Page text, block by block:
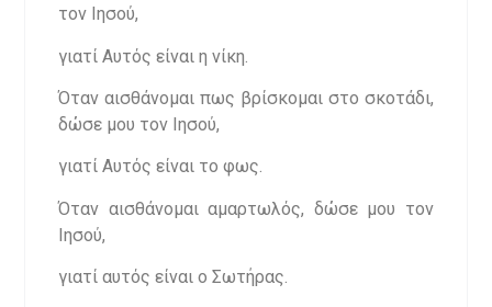
τον Ιησού,
γιατί Αυτός είναι η νίκη.
Όταν αισθάνομαι πως βρίσκομαι στο σκοτάδι,
δώσε μου τον Ιησού,
γιατί Αυτός είναι το φως.
Όταν αισθάνομαι αμαρτωλός, δώσε μου τον
Ιησού,
γιατί αυτός είναι ο Σωτήρας.